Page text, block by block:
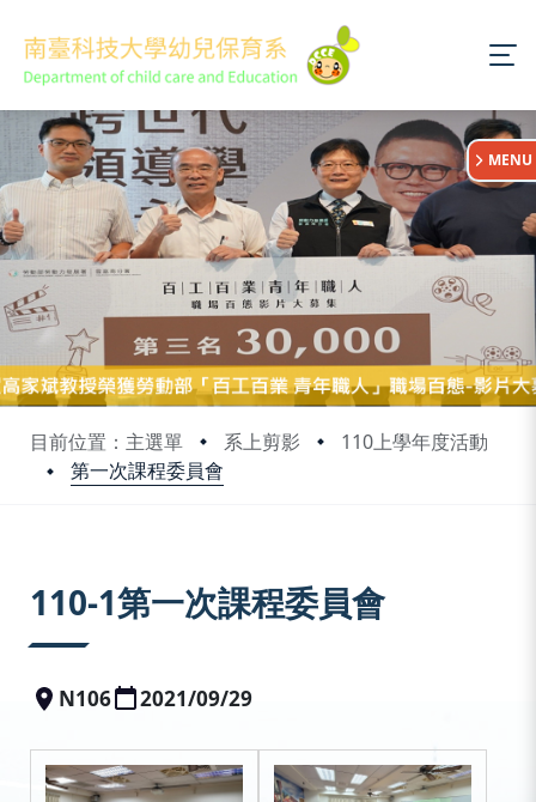
目前位置：主選單 系上剪影
110上學年度活動
第一次課程委員會
:::
MENU
110-1第一次課程委員會
N106 2021/09/29